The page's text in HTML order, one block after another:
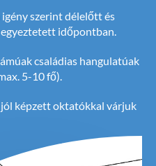
szerint délelőtt és
időpontban.
családias hangulatúak
5-10 fő).
jól képzett oktatókkal várjuk